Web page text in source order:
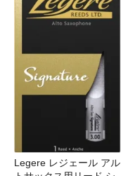
Legere レジェール アル